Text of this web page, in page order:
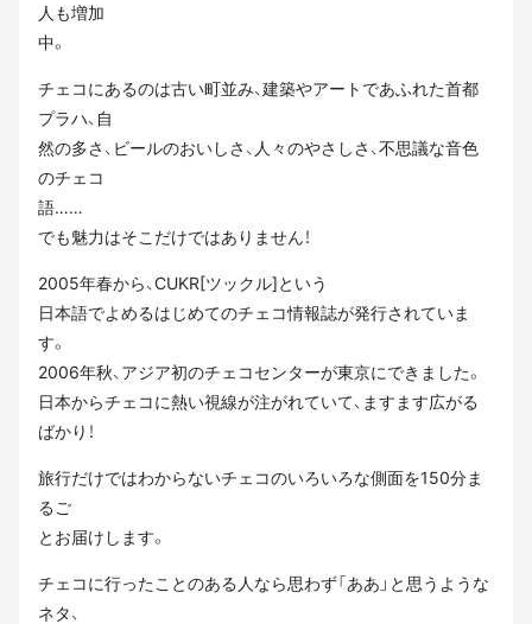
人も増加
中。
チェコにあるのは古い町並み、建築やアートであふれた首都
プラハ、自
然の多さ、ビールのおいしさ、人々のやさしさ、不思議な音色
のチェコ
語……
でも魅力はそこだけではありません！
2005年春から、CUKR[ツックル]という
日本語でよめるはじめてのチェコ情報誌が発行されていま
す。
2006年秋、アジア初のチェコセンターが東京にできました。
日本からチェコに熱い視線が注がれていて、ますます広がる
ばかり！
旅行だけではわからないチェコのいろいろな側面を150分ま
るご
とお届けします。
チェコに行ったことのある人なら思わず「ああ」と思うような
ネタ、